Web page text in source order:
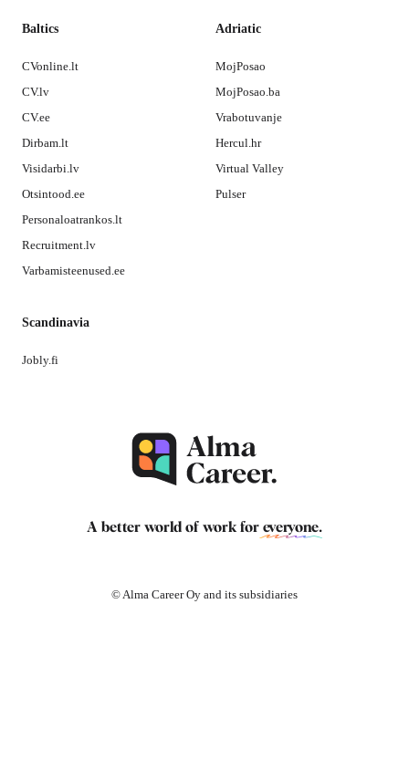
Baltics
CVonline.lt
CV.lv
CV.ee
Dirbam.lt
Visidarbi.lv
Otsintood.ee
Personaloatrankos.lt
Recruitment.lv
Varbamisteenused.ee
Adriatic
MojPosao
MojPosao.ba
Vrabotuvanje
Hercul.hr
Virtual Valley
Pulser
Scandinavia
Jobly.fi
A better world of work for everyone.
© Alma Career Oy and its subsidiaries